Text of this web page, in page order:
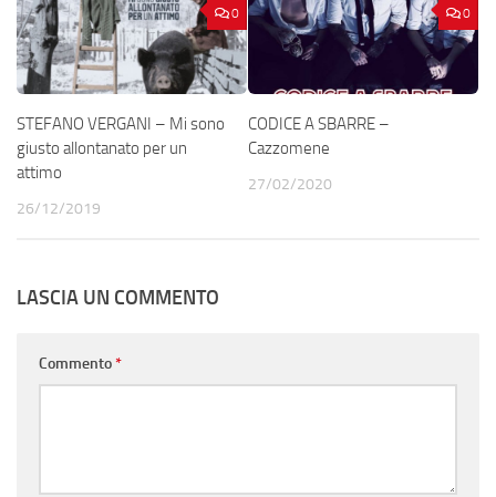
0
STEFANO VERGANI – Mi sono
giusto allontanato per un
attimo
26/12/2019
0
CODICE A SBARRE –
Cazzomene
27/02/2020
LASCIA UN COMMENTO
Commento*